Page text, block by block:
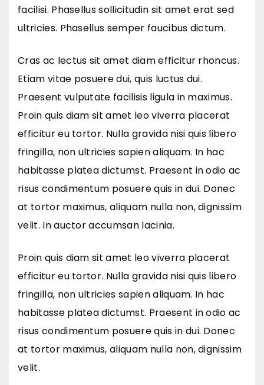
facilisi. Phasellus sollicitudin sit amet erat sed
ultricies. Phasellus semper faucibus dictum.
Cras ac lectus sit amet diam efficitur rhoncus.
Etiam vitae posuere dui, quis luctus dui.
Praesent vulputate facilisis ligula in maximus.
Proin quis diam sit amet leo viverra placerat
efficitur eu tortor. Nulla gravida nisi quis libero
fringilla, non ultricies sapien aliquam. In hac
habitasse platea dictumst. Praesent in odio ac
risus condimentum posuere quis in dui. Donec
at tortor maximus, aliquam nulla non, dignissim
velit. In auctor accumsan lacinia.
Proin quis diam sit amet leo viverra placerat
efficitur eu tortor. Nulla gravida nisi quis libero
fringilla, non ultricies sapien aliquam. In hac
habitasse platea dictumst. Praesent in odio ac
risus condimentum posuere quis in dui. Donec
at tortor maximus, aliquam nulla non, dignissim
velit.